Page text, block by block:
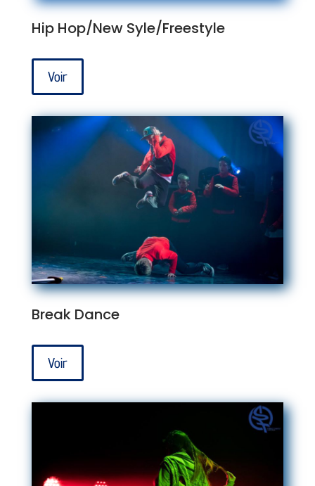
Hip Hop/New Syle/Freestyle
Voir
Break Dance
Voir